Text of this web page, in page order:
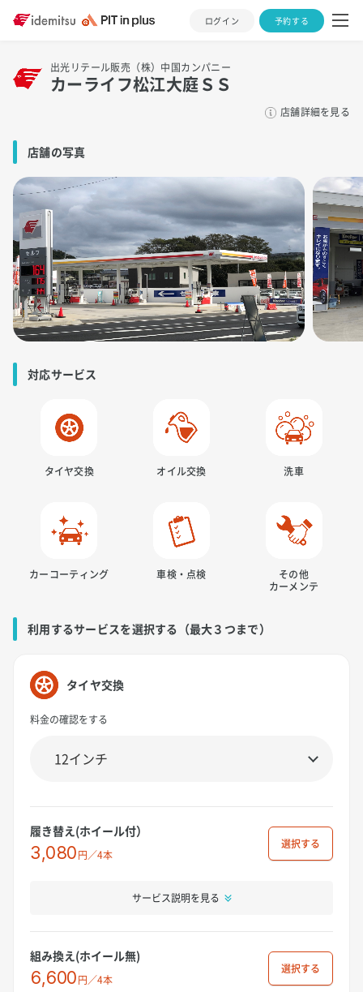
ログイン 予約する
出光リテール販売（株）中国カンパニー
カーライフ松江大庭ＳＳ
店舗詳細を見る
店舗の写真
対応サービス
タイヤ交換 オイル交換 洗車
カーコーティング 車検・点検
その他
カーメンテ
利用するサービスを選択する（最大３つまで）
タイヤ交換
料金の確認をする
履き替え(ホイール付）
3,080円／4本
選択
サービス説明を見る
組み換え(ホイール無)
6,600円／4本
選択